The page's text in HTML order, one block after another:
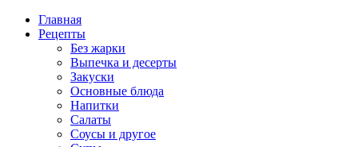
Главная
Рецепты
Без жарки
Выпечка и десерты
Закуски
Основные блюда
Напитки
Салаты
Соусы и другое